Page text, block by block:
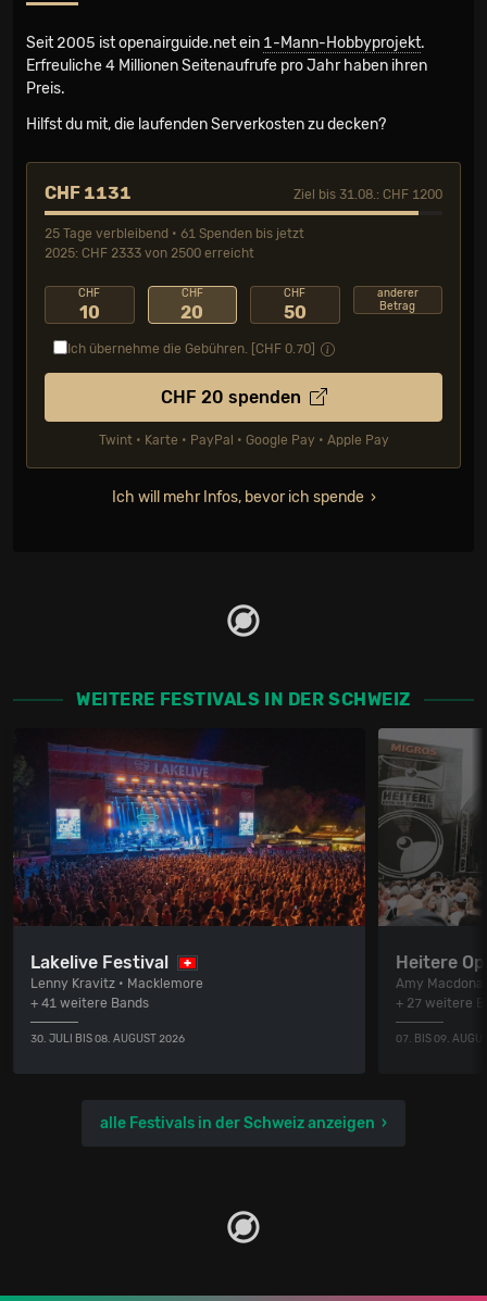
Seit 2005 ist openairguide.net ein 1-Mann-Hobbyprojekt.
Erfreuliche 4 Millionen Seiten­aufrufe pro Jahr haben ihren
Preis.
Hilfst du mit, die laufenden Serverkosten zu decken?
CHF 1131 Ziel bis 31.08.: CHF 1200
25 Tage verbleibend • 61 Spenden bis jetzt
2025: CHF 2333 von 2500 erreicht
CHF
10
CHF
20
CHF
50
anderer
Betrag
Ich übernehme die Gebühren. [CHF 0.70]
CHF 20 spenden
Twint • Karte • PayPal • Google Pay • Apple Pay
Ich will mehr Infos, bevor ich spende
WEITERE FESTIVALS IN DER SCHWEIZ
Lakelive Festival
Lenny Kravitz • Macklemore
+ 41 weitere Bands
30. JULI BIS 08. AUGUST 2026
Heitere
Amy
+ 27 weitere
07. BIS 09.
alle Festivals in der Schweiz anzeigen